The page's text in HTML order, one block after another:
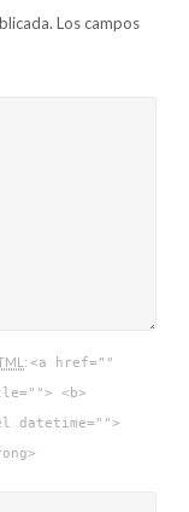
Los campos
:<a href=""
<b>
datetime="">